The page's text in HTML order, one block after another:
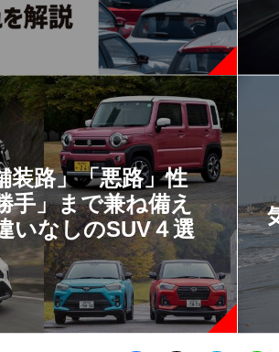
装路」「悪路」性
手」まで兼ね備え
いなしのSUV４選